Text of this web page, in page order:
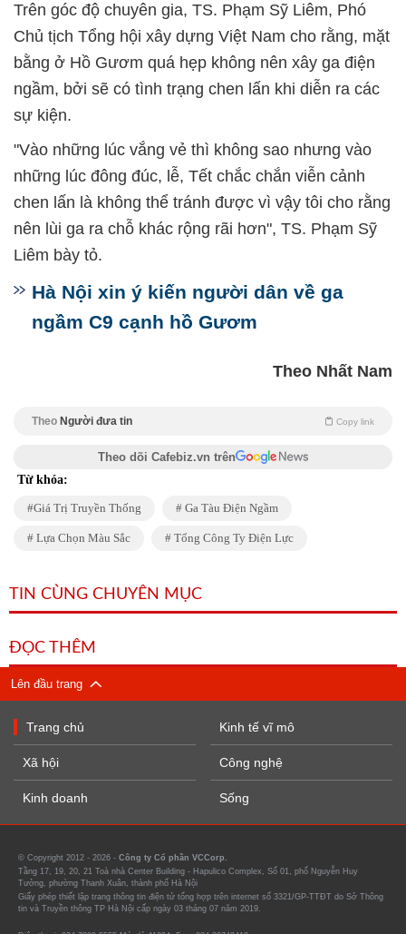
Trên góc độ chuyên gia, TS. Phạm Sỹ Liêm, Phó
Chủ tịch Tổng hội xây dựng Việt Nam cho rằng, mặt
bằng ở Hồ Gươm quá hẹp không nên xây ga điện
ngầm, bởi sẽ có tình trạng chen lấn khi diễn ra các
sự kiện.
"Vào những lúc vắng vẻ thì không sao nhưng vào
những lúc đông đúc, lễ, Tết chắc chắn viễn cảnh
chen lấn là không thể tránh được vì vậy tôi cho rằng
nên lùi ga ra chỗ khác rộng rãi hơn", TS. Phạm Sỹ
Liêm bày tỏ.
Hà Nội xin ý kiến người dân về ga
ngầm C9 cạnh hồ Gươm
Theo Nhất Nam
Theo Người đưa tin Copy link
Theo dõi Cafebiz.vn trên
Từ khóa:
Giá Trị Truyền Thống Ga Tàu Điện Ngầm
Lựa Chọn Màu Sắc Tổng Công Ty Điện Lực
TIN CÙNG CHUYÊN MỤC
ĐỌC THÊM
Lên đầu trang
Trang chủ
Xã hội
Kinh doanh
Kinh tế vĩ mô
Công nghệ
Sống
© Copyright 2012 - 2026 - Công ty Cổ phần VCCorp.
Tầng 17, 19, 20, 21 Toà nhà Center Building - Hapulico Complex, Số 01, phố Nguyễn Huy
Tưởng, phường Thanh Xuân, thành phố Hà Nội
Giấy phép thiết lập trang thông tin điện tử tổng hợp trên internet số 3321/GP-TTĐT do Sở Thông
tin và Truyền thông TP Hà Nội cấp ngày 03 tháng 07 năm 2019.